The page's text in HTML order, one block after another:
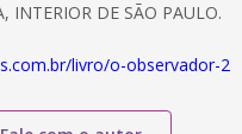
INTERIOR DE SÃO PAULO.
livro/o-observador-2